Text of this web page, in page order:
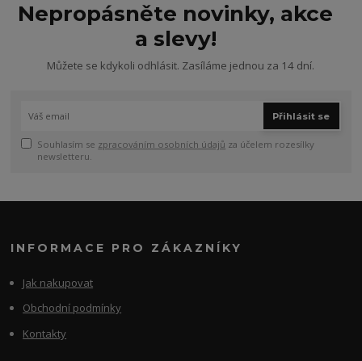
Nepropásněte novinky, akce
a slevy!
Můžete se kdykoli odhlásit. Zasíláme jednou za 14 dní.
Přihlásit se
Souhlasím se zpracováním osobních údajů za účelem rozesílky
newsletteru.
INFORMACE PRO ZÁKAZNÍKY
Jak nakupovat
Obchodní podmínky
Kontakty